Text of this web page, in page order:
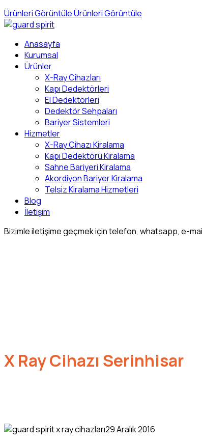
Ürünleri GörüntüleÜrünleri Görüntüle
Anasayfa
Kurumsal
Ürünler
X-Ray Cihazları
Kapı Dedektörleri
El Dedektörleri
Dedektör Sehpaları
Bariyer Sistemleri
Hizmetler
X-Ray Cihazı Kiralama
Kapı Dedektörü Kiralama
Sahne Bariyeri Kiralama
Akordiyon Bariyer Kiralama
Telsiz Kiralama Hizmetleri
Blog
İletişim
Bizimle iletişime geçmek için telefon, whatsapp, e-
X Ray Cihazı Serinhisar
29 Aralık 2016